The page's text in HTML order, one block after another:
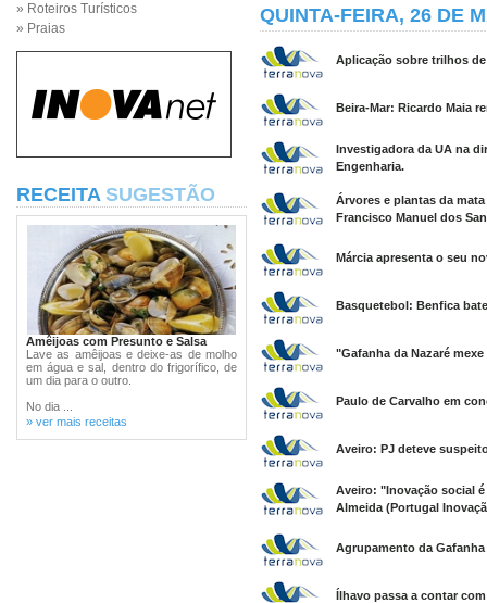
» Roteiros Turísticos
» Praias
RECEITA SUGESTÃO
Amêijoas com Presunto e Salsa
Lave as amêijoas e deixe-as de molho
em água e sal, dentro do frigorífico, de
um dia para o outro.
No dia ...
» ver mais receitas
QUINTA-FEIRA, 26 DE
Aplicação sobre trilhos
Beira-Mar: Ricardo Maia
Investigadora da UA na
Engenharia.
Árvores e plantas da
Francisco Manuel dos
Márcia apresenta o seu
Basquetebol: Benfica
"Gafanha da Nazaré
Paulo de Carvalho em
Aveiro: PJ deteve
Aveiro: "Inovação social
Almeida (Portugal
Agrupamento da
Ílhavo passa a contar